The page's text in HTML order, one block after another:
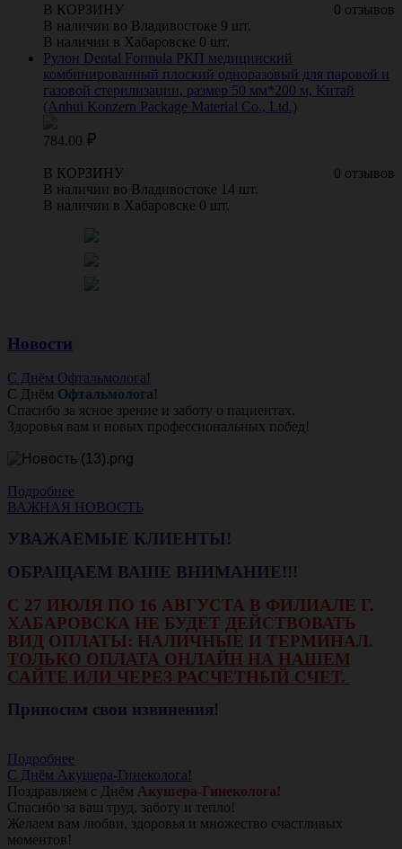
0 отзывов
В КОРЗИНУ
В наличии во Владивостоке 9 шт.
В наличии в Хабаровске 0 шт.
Рулон Dental Formula РКП медицинский
комбинированный плоский одноразовый для паровой и
газовой стерилизации, размер 50 мм*200 м, Китай
(Anhui Konzern Package Material Co., Ltd.)
784.00
0 отзывов
В КОРЗИНУ
В наличии во Владивостоке 14 шт.
В наличии в Хабаровске 0 шт.
Новости
С Днём Офтальмолога!
С Днём Офтальмолога!
Спасибо за ясное зрение и заботу о пациентах.
Здоровья вам и новых профессиональных побед!
Подробнее
ВАЖНАЯ НОВОСТЬ
УВАЖАЕМЫЕ КЛИЕНТЫ!
ОБРАЩАЕМ ВАШЕ ВНИМАНИЕ!!!
С 27 ИЮЛЯ ПО 16 АВГУСТА В ФИЛИАЛЕ Г.
ХАБАРОВСКА НЕ БУДЕТ ДЕЙСТВОВАТЬ
ВИД ОПЛАТЫ: НАЛИЧНЫЕ И ТЕРМИНАЛ.
ТОЛЬКО ОПЛАТА ОНЛАЙН НА НАШЕМ
САЙТЕ ИЛИ ЧЕРЕЗ РАСЧЕТНЫЙ СЧЕТ.
Приносим свои извинения!
Подробнее
С Днём Акушера-Гинеколога!
Поздравляем с Днём Акушера-Гинеколога!
Спасибо за ваш труд, заботу и тепло!
Желаем вам любви, здоровья и множество счастливых
моментов!